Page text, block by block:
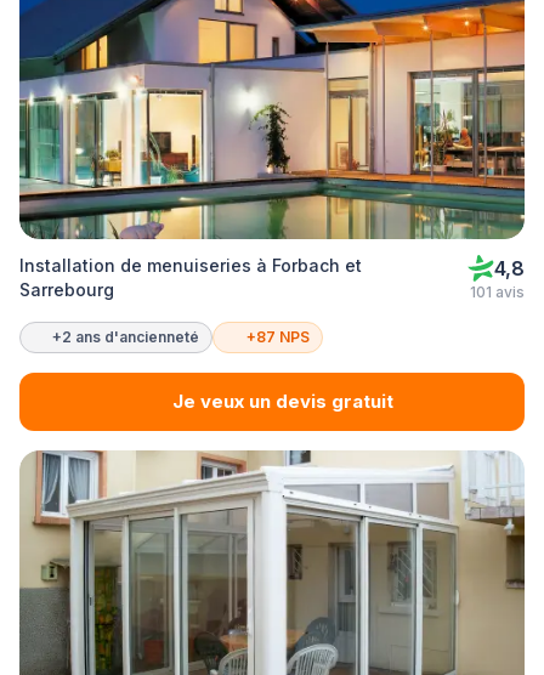
Installation de menuiseries à Forbach et
Sarrebourg
4,8
101 avis
+2 ans d'ancienneté +87 NPS
Je veux un devis gratuit